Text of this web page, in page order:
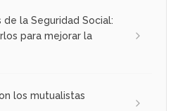
la Seguridad Social:
para mejorar la
los mutualistas